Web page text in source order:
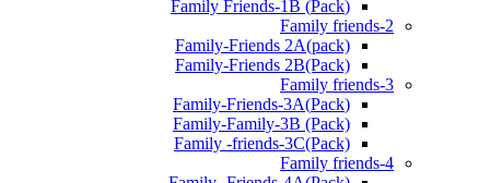
(Pack) Family Friends-1B
Family friends-2
Family-Friends 2A(pack)
Family-Friends 2B(Pack)
Family friends-3
(Pack)Family-Friends-3A
Family-Family-3B (Pack)
Family -friends-3C(Pack)
Family friends-4